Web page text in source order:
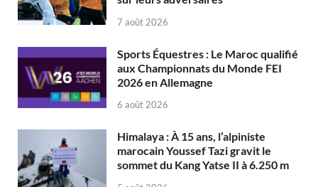
7 août 2026
Sports Équestres : Le Maroc qualifié
aux Championnats du Monde FEI
2026 en Allemagne
6 août 2026
Himalaya : À 15 ans, l’alpiniste
marocain Youssef Tazi gravit le
sommet du Kang Yatse II à 6.250 m